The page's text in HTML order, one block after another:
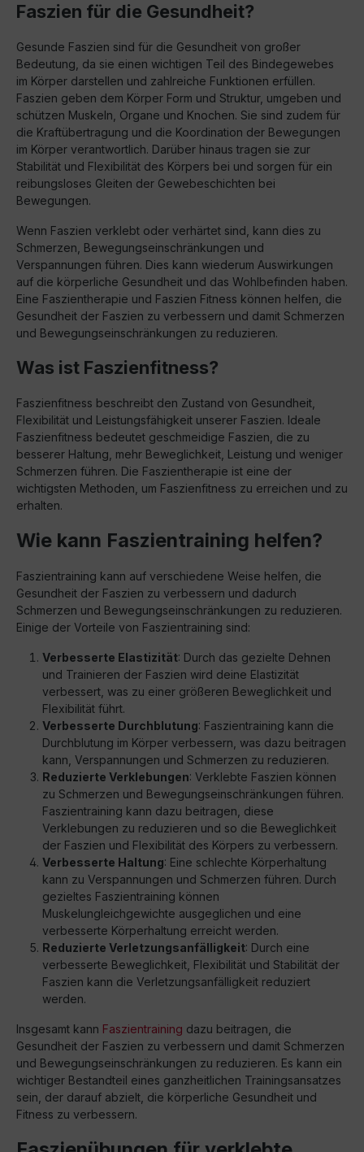
Faszien für die Gesundheit?
Gesunde Faszien sind für die Gesundheit von großer
Bedeutung, da sie einen wichtigen Teil des Bindegewebes
im Körper darstellen und zahlreiche Funktionen erfüllen.
Faszien geben dem Körper Form und Struktur, umgeben und
schützen Muskeln, Organe und Knochen. Sie sind zudem für
die Kraftübertragung und die Koordination der Bewegungen
im Körper verantwortlich. Darüber hinaus tragen sie zur
Stabilität und Flexibilität des Körpers bei und sorgen für ein
reibungsloses Gleiten der Gewebeschichten bei
Bewegungen.
Wenn Faszien verklebt oder verhärtet sind, kann dies zu
Schmerzen, Bewegungseinschränkungen und
Verspannungen führen. Dies kann wiederum Auswirkungen
auf die körperliche Gesundheit und das Wohlbefinden haben.
Eine Faszientherapie und Faszien Fitness können helfen, die
Gesundheit der Faszien zu verbessern und damit Schmerzen
und Bewegungseinschränkungen zu reduzieren.
Was ist Faszienfitness?
Faszienfitness beschreibt den Zustand von Gesundheit,
Flexibilität und Leistungsfähigkeit unserer Faszien. Ideale
Faszienfitness bedeutet geschmeidige Faszien, die zu
besserer Haltung, mehr Beweglichkeit, Leistung und weniger
Schmerzen führen. Die Faszientherapie ist eine der
wichtigsten Methoden, um Faszienfitness zu erreichen und zu
erhalten.
Wie kann Faszientraining helfen?
Faszientraining kann auf verschiedene Weise helfen, die
Gesundheit der Faszien zu verbessern und dadurch
Schmerzen und Bewegungseinschränkungen zu reduzieren.
Einige der Vorteile von Faszientraining sind:
Verbesserte Elastizität: Durch das gezielte Dehnen
und Trainieren der Faszien wird deine Elastizität
verbessert, was zu einer größeren Beweglichkeit und
Flexibilität führt.
Verbesserte Durchblutung: Faszientraining kann die
Durchblutung im Körper verbessern, was dazu beitragen
kann, Verspannungen und Schmerzen zu reduzieren.
Reduzierte Verklebungen: Verklebte Faszien können
zu Schmerzen und Bewegungseinschränkungen führen.
Faszientraining kann dazu beitragen, diese
Verklebungen zu reduzieren und so die Beweglichkeit
der Faszien und Flexibilität des Körpers zu verbessern.
Verbesserte Haltung: Eine schlechte Körperhaltung
kann zu Verspannungen und Schmerzen führen. Durch
gezieltes Faszientraining können
Muskelungleichgewichte ausgeglichen und eine
verbesserte Körperhaltung erreicht werden.
Reduzierte Verletzungsanfälligkeit: Durch eine
verbesserte Beweglichkeit, Flexibilität und Stabilität der
Faszien kann die Verletzungsanfälligkeit reduziert
werden.
Insgesamt kann Faszientraining dazu beitragen, die
Gesundheit der Faszien zu verbessern und damit Schmerzen
und Bewegungseinschränkungen zu reduzieren. Es kann ein
wichtiger Bestandteil eines ganzheitlichen Trainingsansatzes
sein, der darauf abzielt, die körperliche Gesundheit und
Fitness zu verbessern.